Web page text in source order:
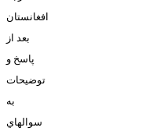
افغانستان
بعد از
پاسخ و
توضيحات
به
سوالهاي